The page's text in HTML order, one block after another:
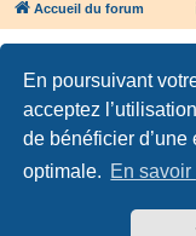
En poursuivant
acceptez
de bénéficier
optimale. En
Accueil du forum
Développé par